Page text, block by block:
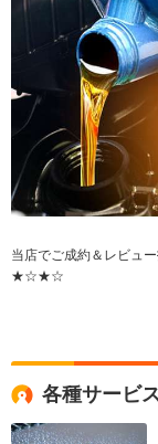
当店でご成約＆レビュ
★☆★☆
各種サービ